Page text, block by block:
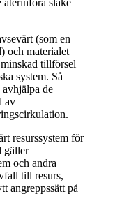
(som en
och materialet
tillförsel
system. Så
de
av
resurssystem för
gäller
och andra
till resurs,
angreppssätt på